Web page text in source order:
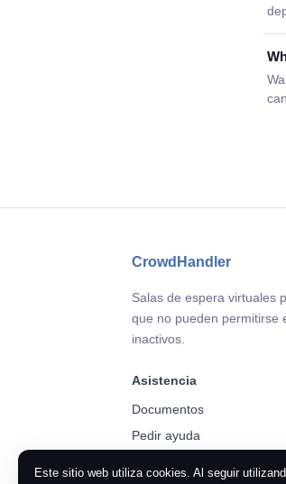
CrowdHandler
Salas de espera virtuales
que no pueden permitirse
inactivos.
Asistencia
Documentos
Pedir ayuda
Este sitio web utiliza cookies. Al seguir